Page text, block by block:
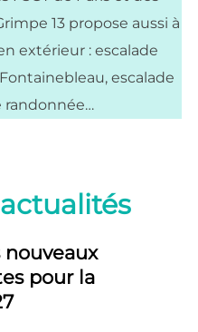
13 propose aussi à
extérieur : escalade
escalade
randonnée…
pour la